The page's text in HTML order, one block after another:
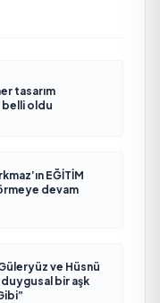
tasarım
belli oldu
EĞİTİM
devam
ve Hüsnü
bir aşk